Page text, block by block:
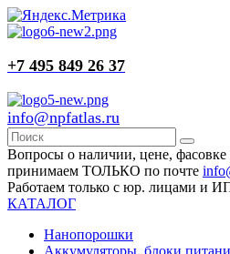
+7 495 849 26 37
info@npfatlas.ru
Вопросы о наличии, цене, фасовке
принимаем ТОЛЬКО по почте
Работаем только с юр. лицами и
КАТАЛОГ
Нанопорошки
Аккумуляторы, блоки